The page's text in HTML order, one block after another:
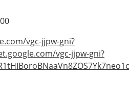
vgc-jjpw-gni?
vgc-jjpw-gni?